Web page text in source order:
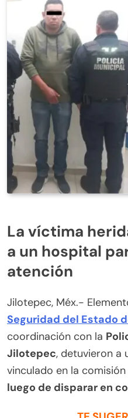
La víctima
a un hospital
atención
Jilotepec, Méx.-
Seguridad del Estado
coordinación con la
Jilotepec, detuvieron a
vinculado en la comisión
luego de disparar en